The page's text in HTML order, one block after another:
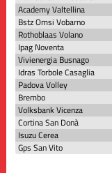
Academy Valtellina
Bstz Omsi Vobarno
Rothoblaas Volano
Ipag Noventa
Vivienergia Busnago
Idras Torbole Casaglia
Padova Volley
Brembo
Volksbank Vicenza
Cortina San Donà
Isuzu Cerea
Gps San Vito